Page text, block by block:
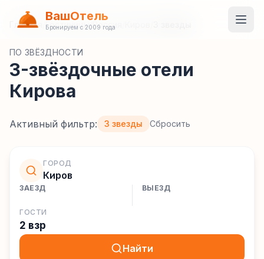
ВашОтель
Бронируем с 2009 года
Главная Гостиницы/Россия
ПО ЗВЁЗДНОСТИ
3-звёздочные отели
Кирова
Активный фильтр: 3 звезды Сбросить
ГОРОД
Киров
ЗАЕЗД ВЫЕЗД
ГОСТИ
2 взр
Найти